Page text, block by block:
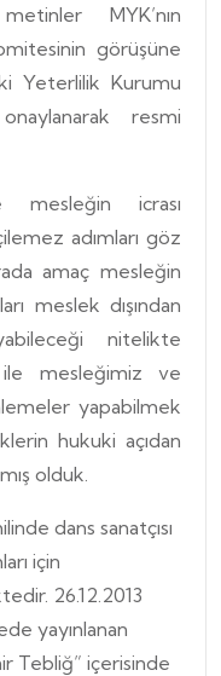
MYK’nın
görüşüne
Yeterlilik Kurumu
resmi
mesleğin icrası
adımları göz
amaç mesleğin
meslek dışından
nitelikte
ile mesleğimiz ve
yapabilmek
hukuki açıdan
olduk.
dans sanatçısı
için
26.12.2013
yayınlanan
Tebliğ” içerisinde